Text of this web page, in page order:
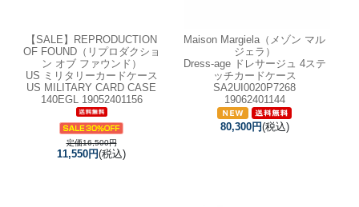
【SALE】
REPRODUCTION
OF FOUND（リプロダクショ
ン オブ ファウンド）
US ミリタリーカードケース
US MILITARY CARD CASE
140EGL 19052401156
定価16,500円
11,550円(税込)
Maison Margiela（メゾン マル
ジェラ）
Dress-age ドレサージュ 4ステ
ッチカードケース
SA2UI0020P7268
19062401144
80,300円(税込)